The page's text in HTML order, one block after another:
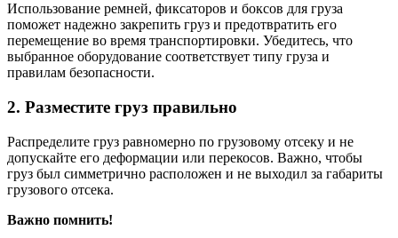
Использование ремней, фиксаторов и боксов для груза
поможет надежно закрепить груз и предотвратить его
перемещение во время транспортировки. Убедитесь, что
выбранное оборудование соответствует типу груза и
правилам безопасности.
2. Разместите груз правильно
Распределите груз равномерно по грузовому отсеку и не
допускайте его деформации или перекосов. Важно, чтобы
груз был симметрично расположен и не выходил за габариты
грузового отсека.
Важно помнить!